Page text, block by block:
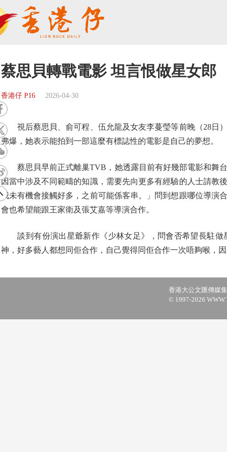
蔡思貝轉戰電影 坦言恨做星女郎
香港仔 P16 2026-04-30
視后蔡思貝、俞可程、伍允龍及女友李蔓瑩等前晚（28日）
弗爆，她表示能拍到一部這麼有標誌性的電影是自己的夢想。
蔡思貝早前正式離巢TVB，她透露目前有好幾部電影和舞台
因當中涉及不同範疇的知識，需要先向更多有經驗的人士請教
我未有機會接觸好多，之前可能係客串。」問到想跟哪位導演
會也希望能跟王家衛及張艾嘉等導演合作。
談到有份演出星爺新作《少林女足》，問會否希望長駐做
神，好多藝人都想同佢合作，自己覺得同佢合作一次唔夠喉，
香港大公文匯傳媒
© 1997-2026